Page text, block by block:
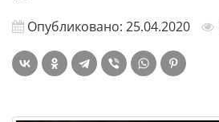
Опубликовано: 25.04.2020